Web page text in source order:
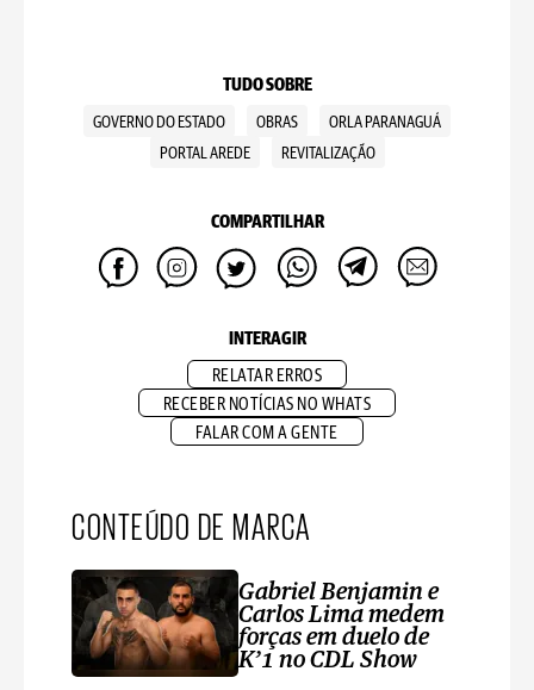
TUDO SOBRE
GOVERNO DO ESTADO OBRAS
ORLA PARANAGUÁ
PORTAL AREDE
REVITALIZAÇÃO
COMPARTILHAR
INTERAGIR
RELATAR ERROS
RECEBER NOTÍCIAS NO WHATS
FALAR COM A GENTE
CONTEÚDO DE MARCA
Gabriel Benjamin e
Carlos Lima medem
forças em duelo de
K’1 no CDL Show